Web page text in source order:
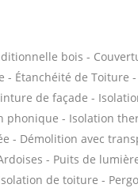
bois -
- Étanchéité de Toiture
de façade -
phonique - Isolation
- Démolition avec
- Puits de
de toiture -